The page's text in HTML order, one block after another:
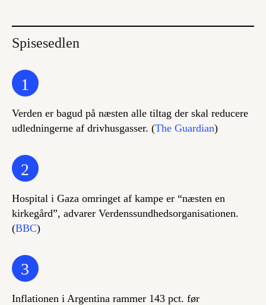
Spisesedlen
1
Verden er bagud på næsten alle tiltag der skal reducere
udledningerne af drivhusgasser. (The Guardian)
2
Hospital i Gaza omringet af kampe er “næsten en
kirkegård”, advarer Verdenssundhedsorganisationen.
(BBC)
3
Inflationen i Argentina rammer 143 pct. før